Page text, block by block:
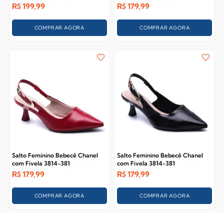
R$199,99
COMPRAR AGORA
R$179,99
COMPRAR AGORA
Salto Feminino Bebecê Chanel
com Fivela 3814-381
R$179,99
COMPRAR AGORA
Salto Feminino Bebecê Chanel
com Fivela 3814-381
R$179,99
COMPRAR AGORA